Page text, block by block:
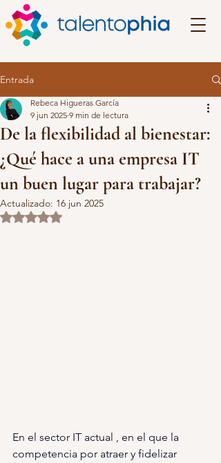
Entrada
De la flexibilidad al bienestar:
¿Qué hace a una empresa IT
un buen lugar para trabajar?
Rebeca Higueras García
9 jun 2025 9 min de lectura
Actualizado: 16 jun 2025
Obtuvo NaN de 5 estrellas.
En el sector IT actual , en el que la
competencia por atraer y fidelizar